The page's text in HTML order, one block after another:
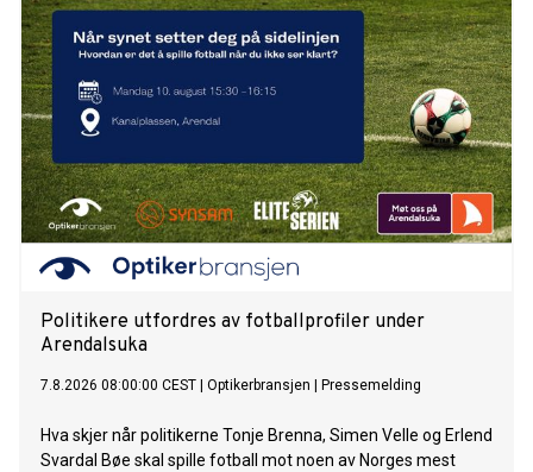
Politikere utfordres av fotballprofiler under
Arendalsuka
7.8.2026 08:00:00 CEST Optikerbransjen Pressemelding
Hva skjer når politikerne Tonje Brenna, Simen Velle og Erlend
Svardal Bøe skal spille fotball mot noen av Norges mest